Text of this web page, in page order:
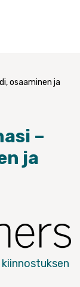
osaaminen ja
–
ja